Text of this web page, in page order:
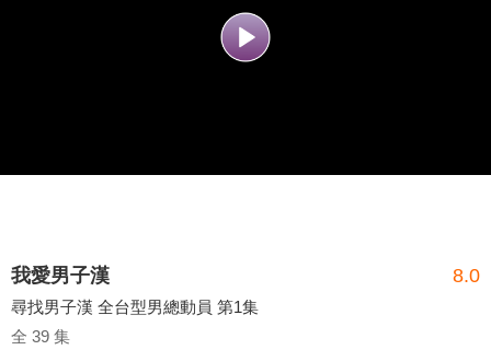
我愛男子漢 8.0
尋找男子漢 全台型男總動員 第1集
全 39 集